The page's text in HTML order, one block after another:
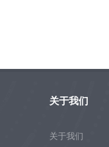
关于我们
关于我们